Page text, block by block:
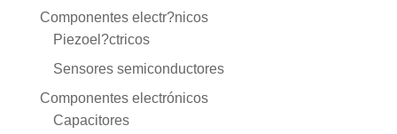
Componentes electr?nicos
Piezoel?ctricos
Sensores semiconductores
Componentes electrónicos
Capacitores